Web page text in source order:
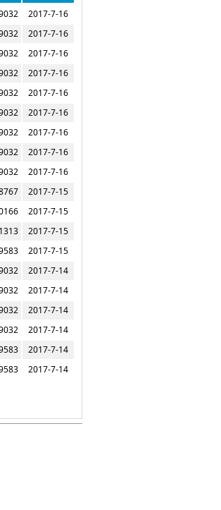
2017-7-16
2017-7-16
2017-7-16
2017-7-16
2017-7-16
2017-7-16
2017-7-16
2017-7-16
2017-7-16
2017-7-15
2017-7-15
2017-7-15
2017-7-15
2017-7-14
2017-7-14
2017-7-14
2017-7-14
2017-7-14
2017-7-14